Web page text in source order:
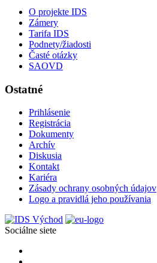
O projekte IDS
Zámery
Tarifa IDS
Podnety/žiadosti
Časté otázky
SAOVD
Ostatné
Prihlásenie
Registrácia
Dokumenty
Archív
Diskusia
Kontakt
Kariéra
Zásady ochrany osobných údajov
Logo a pravidlá jeho používania
Sociálne siete